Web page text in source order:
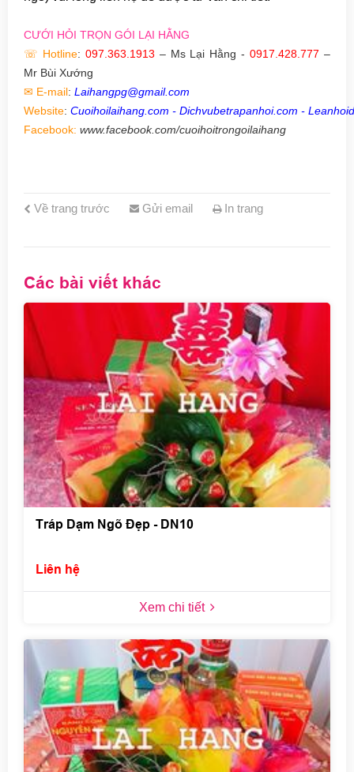
CƯỚI HỎI TRỌN GÓI LẠI HẰNG
☏ Hotline: 097.363.1913 – Ms Lại Hằng -0917.428.777 –
Mr Bùi Xướng
✉ E-mail: Laihangpg@gmail.com
Website: Cuoihoilaihang.com - Dichvubetrapanhoi.com -
Facebook: www.facebook.com/cuoihoitrongoilaihang
Về trang trước Gửi email In trang
Các bài viết khác
Tráp Dạm Ngõ Đẹp - DN10
Liên hệ
Xem chi tiết